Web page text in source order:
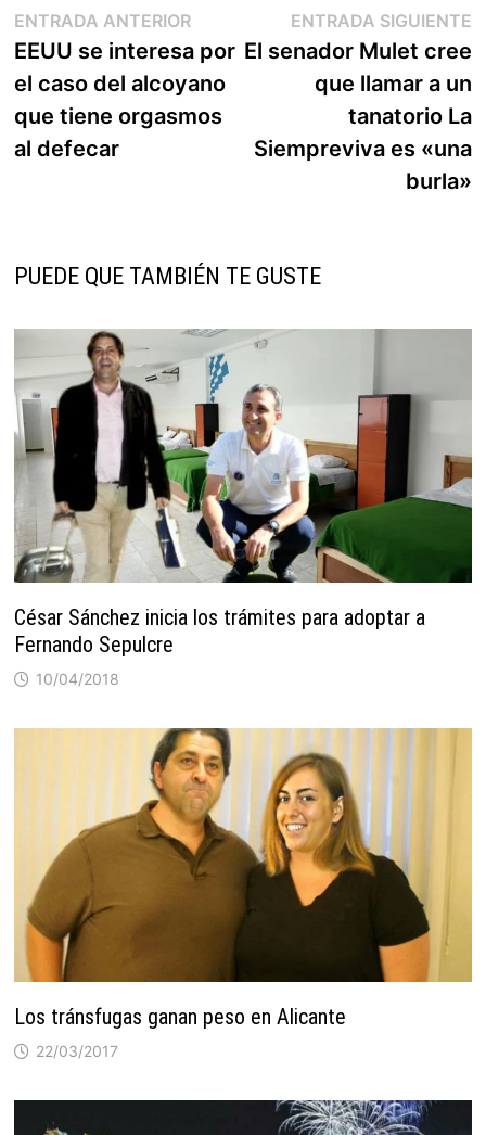
Navegación
de
entradas
ENTRADA ANTERIOREntrada
anterior:
EEUU se interesa por
el caso del alcoyano
que tiene orgasmos
al defecar
ENTRADA SIGUIENTE
El senador Mulet cree
que llamar a un
tanatorio La
Siempreviva es «una
burla»
PUEDE QUE TAMBIÉN TE GUSTE
César Sánchez inicia los trámites para adoptar a
Fernando Sepulcre
10/04/2018
Los tránsfugas ganan peso en Alicante
22/03/2017